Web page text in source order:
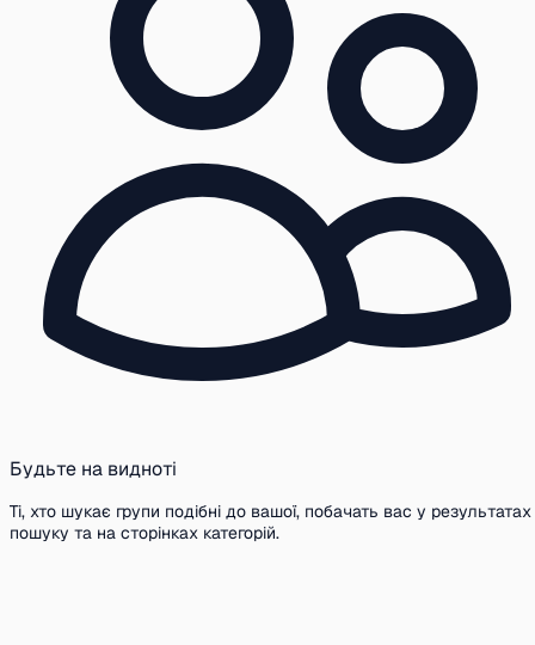
Будьте на видноті
Ті, хто шукає групи подібні до вашої, побачать вас у результатах
пошуку та на сторінках категорій.